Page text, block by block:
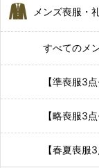
メンズ喪服・
すべてのメ
【準喪服3
【略喪服3
【春夏喪服